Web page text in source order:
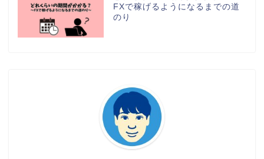
FXで稼げるようになるまでの道
のり